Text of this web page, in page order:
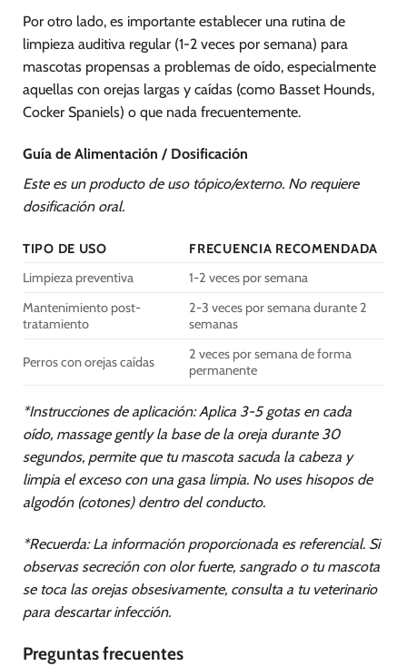
Por otro lado, es importante establecer una rutina de
limpieza auditiva regular (1-2 veces por semana) para
mascotas propensas a problemas de oído, especialmente
aquellas con orejas largas y caídas (como Basset Hounds,
Cocker Spaniels) o que nada frecuentemente.
Guía de Alimentación / Dosificación
Este es un producto de uso tópico/externo. No requiere
dosificación oral.
TIPO DE USO
FRECUENCIA RECOMENDADA
Limpieza preventiva
1-2 veces por semana
Mantenimiento post-
tratamiento
2-3 veces por semana durante 2
semanas
Perros con orejas caídas
2 veces por semana de forma
permanente
*Instrucciones de aplicación: Aplica 3-5 gotas en cada
oído, massage gently la base de la oreja durante 30
segundos, permite que tu mascota sacuda la cabeza y
limpia el exceso con una gasa limpia. No uses hisopos de
algodón (cotones) dentro del conducto.
*Recuerda: La información proporcionada es referencial. Si
observas secreción con olor fuerte, sangrado o tu mascota
se toca las orejas obsesivamente, consulta a tu veterinario
para descartar infección.
Preguntas frecuentes